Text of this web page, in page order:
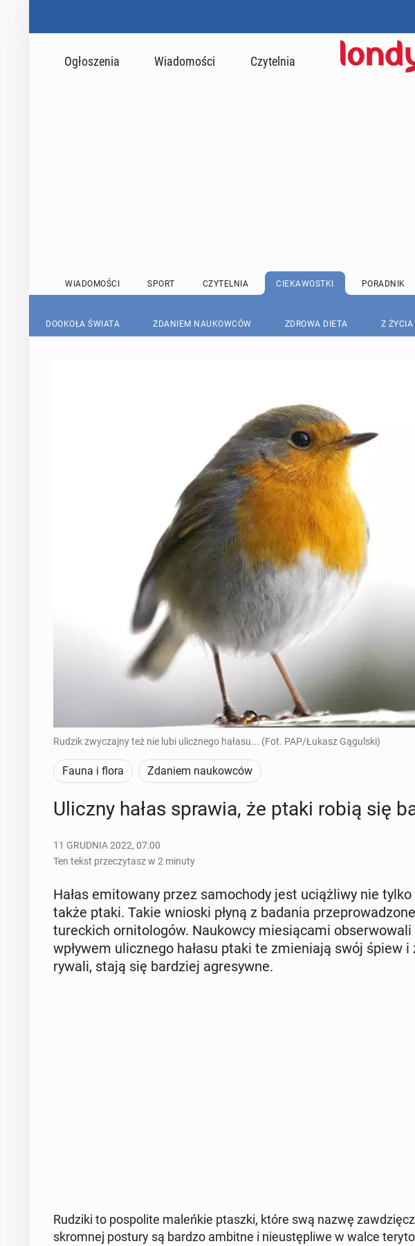
Ogłoszenia Wiadomości Czytelnia
WIADOMOŚCI SPORT CZYTELNIA CIEKAWOSTKI PORADNIK
DOOKOŁA ŚWIATA ZDANIEM NAUKOWCÓW ZDROWA DIETA Z ŻYCIA
Rudzik zwyczajny też nie lubi ulicznego hałasu... (Fot. PAP/Łukasz Gągulski)
Fauna i flora Zdaniem naukowców
Uliczny hałas sprawia, że ptaki robią się
11 GRUDNIA 2022, 07:00
Ten tekst przeczytasz w 2 minuty
Hałas emi­to­wa­ny przez sa­mo­cho­dy jest uciąż­li­wy nie
także ptaki. Takie wnioski płyną z badania
tu­rec­kich or­ni­to­lo­gów. Na­ukow­cy mie­sią­ca­mi
wpływem ulicz­ne­go hałasu ptaki te zmie­nia­ją swój śpiew
rywali, stają się bar­dziej agre­syw­ne.
Rudziki to po­spo­li­te ma­leń­kie ptaszki, które swą nazwę
skrom­nej postury są bardzo ambitne i nie­ustę­pli­we w walce